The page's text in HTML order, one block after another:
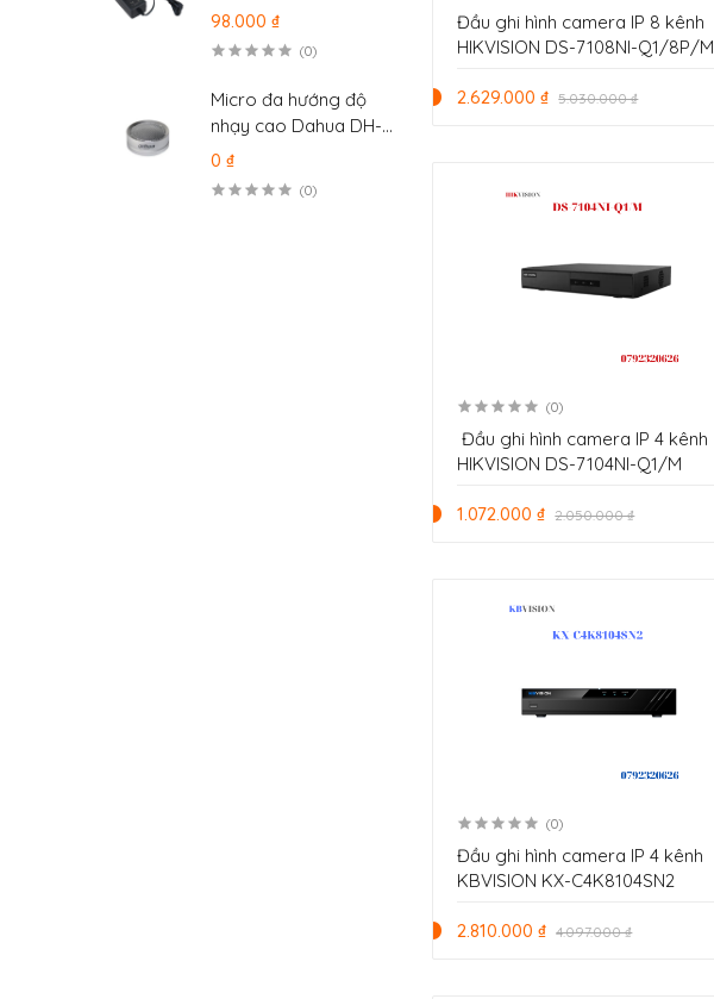
98.000 ₫
(0)
Micro đa hướng độ
nhạy cao Dahua DH-
HAP120
0 ₫
(0)
Đầu ghi hình camera IP 8 kênh
HIKVISION DS-7108NI-Q1/8P/M
2.629.000 ₫ 5.030.000 ₫
(0)
Đầu ghi hình camera IP 4 kênh
HIKVISION DS-7104NI-Q1/M
1.072.000 ₫ 2.050.000 ₫
(0)
Đầu ghi hình camera IP 4 kênh
KBVISION KX-C4K8104SN2
2.810.000 ₫ 4.097.000 ₫